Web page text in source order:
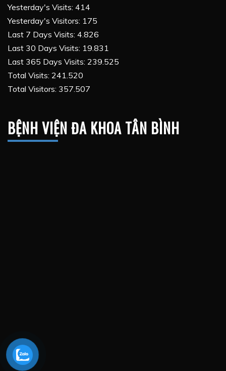
Yesterday's Visits: 414
Yesterday's Visitors: 175
Last 7 Days Visits: 4.826
Last 30 Days Visits: 19.831
Last 365 Days Visits: 239.525
Total Visits: 241.520
Total Visitors: 357.507
BỆNH VIỆN ĐA KHOA TÂN BÌNH